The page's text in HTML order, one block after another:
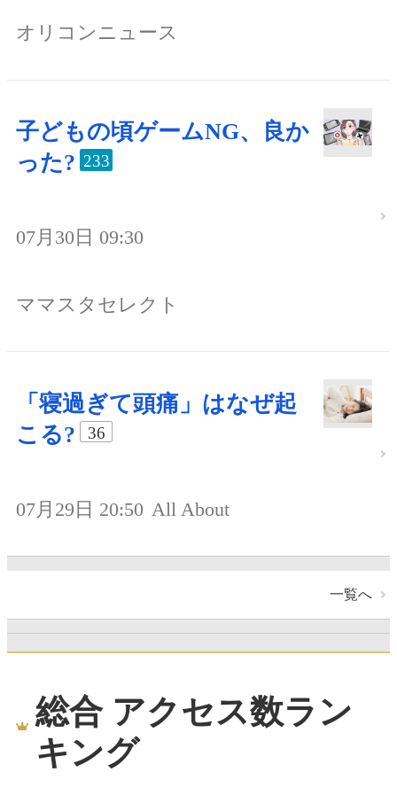
オリコンニュース
子どもの頃ゲームNG、良か
った? 233
07月30日 09:30
ママスタセレクト
「寝過ぎて頭痛」はなぜ起
こる?
36
07月29日 20:50 All About
一覧へ
総合 アクセス数ラン
キング